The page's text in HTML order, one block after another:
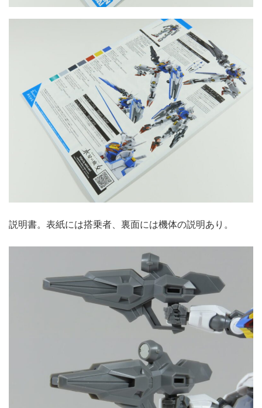
説明書。表紙には搭乗者、裏面には機体の説明あり。